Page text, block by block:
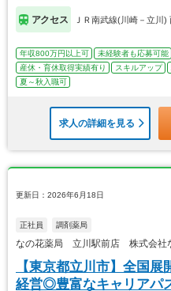
アクセス ＪＲ南武線(川崎－立川)
年収800万円以上可 未経験者も応募可能
産休・育休取得実績有り
スキルアップ
夏～秋入職可
求人の詳細を見る
更新日：2026年6月18日
正社員 調剤薬局
なの花薬局 立川駅前店 株式会社
【東京都立川市】全国
経営◎豊富なキャリアパ